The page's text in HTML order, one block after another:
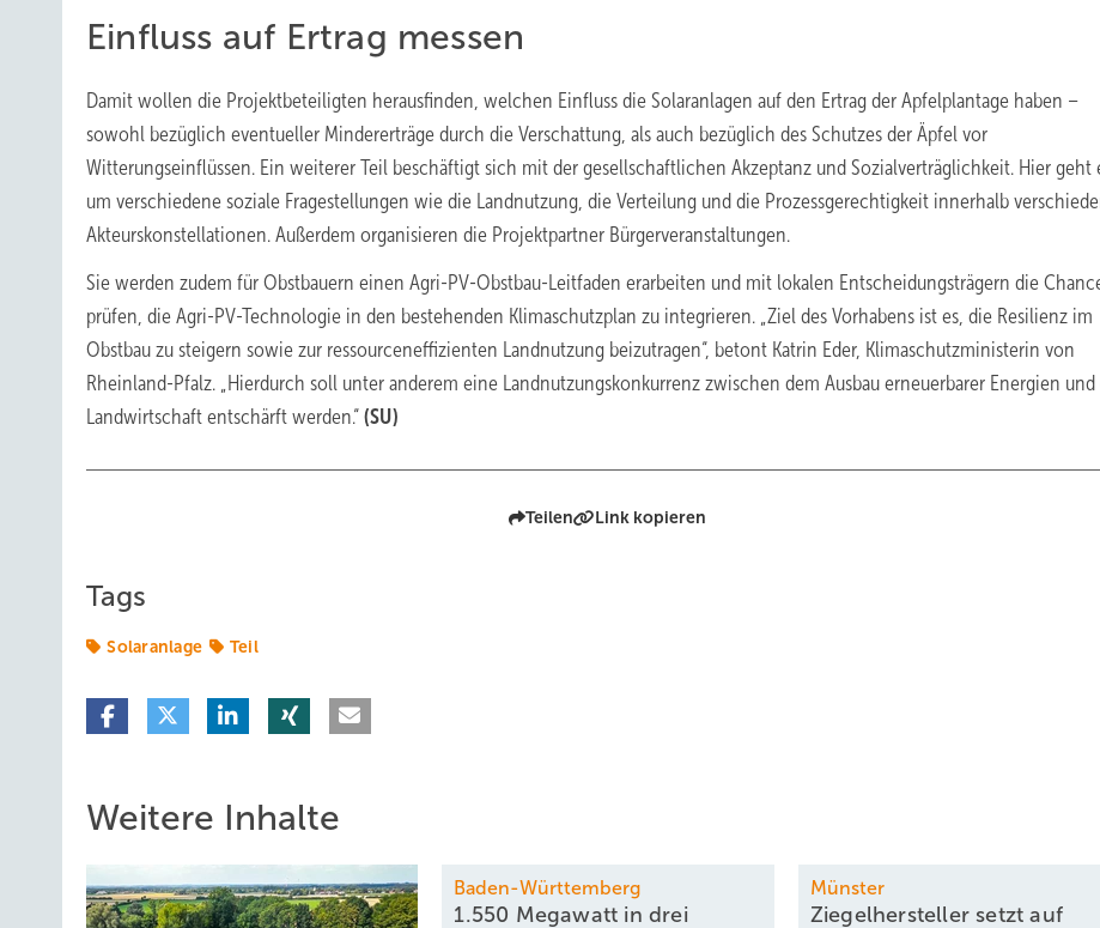
Einfluss auf Ertrag messen
Damit wollen die Projektbeteiligten herausfinden, welchen Einfluss die Solaranlagen auf den Ertrag der Apfelplantage haben –
sowohl bezüglich eventueller Mindererträge durch die Verschattung, als auch bezüglich des Schutzes der Äpfel vor
Witterungseinflüssen. Ein weiterer Teil beschäftigt sich mit der gesellschaftlichen Akzeptanz und Sozialverträglichkeit. Hier geht
um verschiedene soziale Fragestellungen wie die Landnutzung, die Verteilung und die Prozessgerechtigkeit innerhalb
Akteurskonstellationen. Außerdem organisieren die Projektpartner Bürgerveranstaltungen.
Sie werden zudem für Obstbauern einen Agri-PV-Obstbau-Leitfaden erarbeiten und mit lokalen Entscheidungsträgern die
prüfen, die Agri-PV-Technologie in den bestehenden Klimaschutzplan zu integrieren. „Ziel des Vorhabens ist es, die Resilienz im
Obstbau zu steigern sowie zur ressourceneffizienten Landnutzung beizutragen“, betont Katrin Eder, Klimaschutzministerin von
Rheinland-Pfalz. „Hierdurch soll unter anderem eine Landnutzungskonkurrenz zwischen dem Ausbau erneuerbarer Energien und
Landwirtschaft entschärft werden.“ (SU)
Teilen Link kopieren
Tags
Solaranlage Teil
Weitere Inhalte
Baden-Württemberg
1.550 Megawatt in drei
Münster
Ziegelhersteller setzt auf